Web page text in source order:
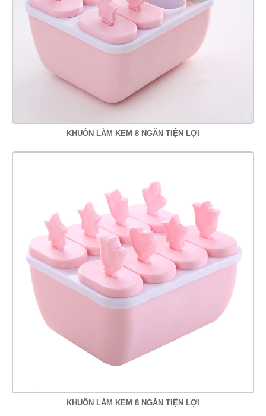
KHUÔN LÀM KEM 8 NGĂN TIỆN LỢI
KHUÔN LÀM KEM 8 NGĂN TIỆN LỢI